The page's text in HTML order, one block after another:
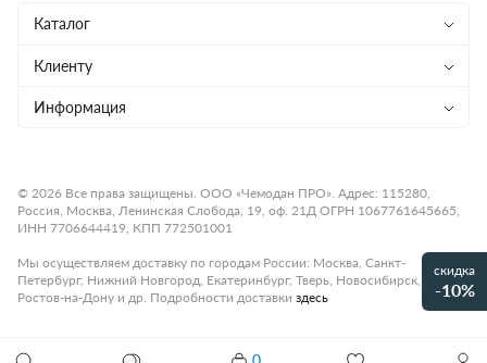
Каталог
Чемоданы
Рюкзаки
Аксессуары
Премиум
Клиенту
Магазины
Гарантия и возврат
Карьера
Информация
Программа лояльности
Подарочные карты
Статьи
Контакты
© 2026 Все права защищены. ООО «Чемодан ПРО». Адрес: 115280,
Россия, Москва, Ленинская Слобода, 19, оф. 21Д ОГРН 1067761645665,
ИНН 7706644419, КПП 772501001
Мы осуществляем доставку по городам России: Москва, Санкт-
Петербург, Нижний Новгород, Екатеринбург, Тверь, Новосибирск,
Ростов-на-Дону и др. Подробности доставки здесь
скидка
-10%